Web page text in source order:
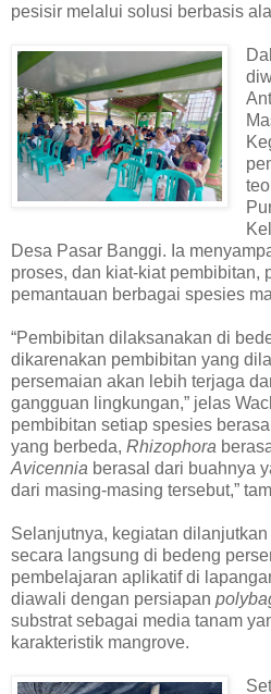
pesisir melalui solusi berbasis
Desa Pasar Banggi. Ia
proses, dan kiat-kiat pembibitan,
pemantauan berbagai spesies
“Pembibitan dilaksanakan di
dikarenakan pembibitan yang
persemaian akan lebih terjaga
gangguan lingkungan,” jelas
pembibitan setiap spesies
yang berbeda, Rhizophora
Avicennia berasal dari buahnya
dari masing-masing tersebut,”
Selanjutnya, kegiatan
secara langsung di bedeng
pembelajaran aplikatif di
diawali dengan persiapan
substrat sebagai media tanam
karakteristik mangrove.